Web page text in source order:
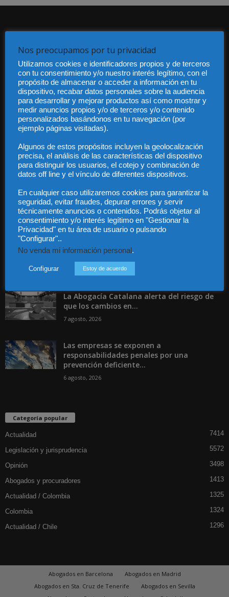
Audiencia y Publicidad
Quiénes somos
Legal
Privacidad
Contacto
Guía Colaboradores
Contáctanos: info@diariojuridico.com
Incluso más noticias
Especialización total: por qué TBF Abogados
es el referente en derecho...
7 agosto, 2026
La Abogacía Catalana alerta del riesgo de
que los cambios en...
7 agosto, 2026
Las empresas se exponen a
responsabilidades penales por una
prevención deficiente...
6 agosto, 2026
Categoría popular
Actualidad 7414
Legislación y jurisprudencia 5572
Opinión 3498
Abogados y procuradores 1413
Actualidad / Colombia 1325
Colombia 1324
Actualidad / Chile 1296
Abogados en Barcelona
Abogados en Madrid
Abogados en Sta. Cruz de Tenerife
Abogados en Sevilla
Nos preocupamos por tu privacidad
Utilizamos cookies e identificadores propios y de terceros
con tu consentimiento y/o nuestro interés legítimo, con el
propósito de almacenar o acceder a información en tu
dispositivo, recabar datos personales sobre la audiencia
para desarrollar y mejorar productos así como mostrar y
medir anuncios propios y/o de terceros y/o contenido
personalizados basándonos en tu navegación (por
ejemplo páginas visitadas).
Algunos de estos propósitos incluyen la geolocalización
precisa, el análisis de las características del dispositivo
para distinguir los usuarios, el cotejo y combinación de
datos off line y el vínculo de diferentes dispositivos.
En cualquier caso utilizaremos cookies para garantizar la
seguridad, evitar fraudes, depurar errores y servir
técnicamente anuncios o contenidos. Podrás objetar al
consentimiento y/o interés legítimo en "Gestionar la
Privacidad" en tu área de usuario o pulsando
"Configurar"..
No venda mi información personal .
Configurar Estoy de acuerdo